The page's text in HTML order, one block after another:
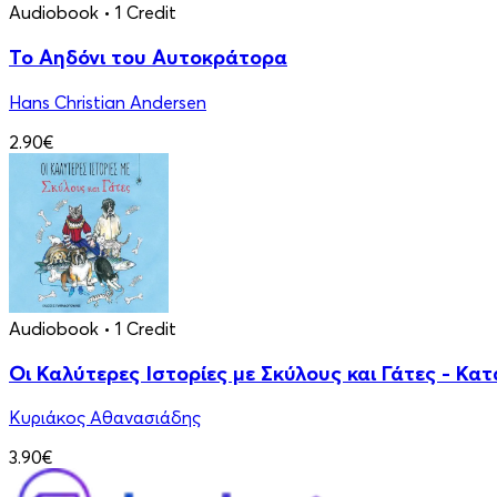
Audiobook • 1 Credit
Το Αηδόνι του Αυτοκράτορα
Hans Christian Andersen
2.90€
Audiobook • 1 Credit
Οι Καλύτερες Ιστορίες με Σκύλους και Γάτες -
Κυριάκος Αθανασιάδης
3.90€